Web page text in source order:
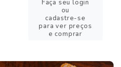
Faça seu login
ou
cadastre-se
para ver preços
e comprar